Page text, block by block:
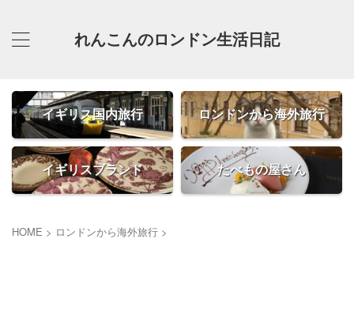
れんこんのロンドン生活日記
イギリス国内旅行 ロンドンから海外旅行
イギリスブランド たべもの屋さん
HOME > ロンドンから海外旅行 >